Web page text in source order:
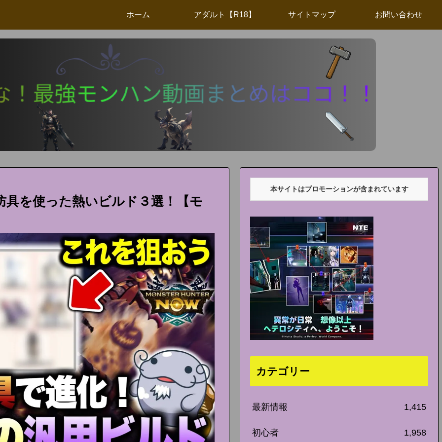
ホーム アダルト【R18】 サイトマップ お問い合わせ
を使った熱いビルド３選！【モ
本サイトはプロモーションが含まれています
カテゴリー
最新情報 1,415
初心者 1,958